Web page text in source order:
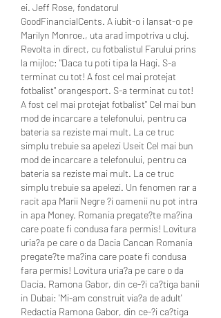
ei. Jeff Rose, fondatorul
GoodFinancialCents. A iubit-o i lansat-o pe
Marilyn Monroe., uta arad împotriva u cluj.
Revolta in direct, cu fotbalistul Farului prins
la mijloc: "Daca tu poti tipa la Hagi. S-a
terminat cu tot! A fost cel mai protejat
fotbalist" orangesport. S-a terminat cu tot!
A fost cel mai protejat fotbalist" Cel mai bun
mod de incarcare a telefonului, pentru ca
bateria sa reziste mai mult. La ce truc
simplu trebuie sa apelezi Useit Cel mai bun
mod de incarcare a telefonului, pentru ca
bateria sa reziste mai mult. La ce truc
simplu trebuie sa apelezi. Un fenomen rar a
racit apa Marii Negre ?i oamenii nu pot intra
in apa Money. Romania pregate?te ma?ina
care poate fi condusa fara permis! Lovitura
uria?a pe care o da Dacia Cancan Romania
pregate?te ma?ina care poate fi condusa
fara permis! Lovitura uria?a pe care o da
Dacia. Ramona Gabor, din ce-?i ca?tiga banii
in Dubai: 'Mi-am construit via?a de adult'
Redactia Ramona Gabor, din ce-?i ca?tiga